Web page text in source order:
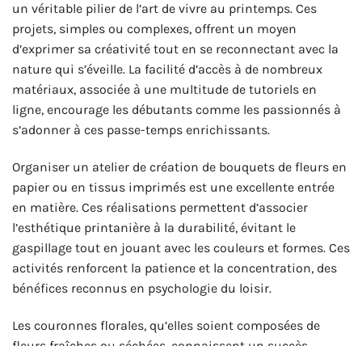
un véritable pilier de l’art de vivre au printemps. Ces
projets, simples ou complexes, offrent un moyen
d’exprimer sa créativité tout en se reconnectant avec la
nature qui s’éveille. La facilité d’accès à de nombreux
matériaux, associée à une multitude de tutoriels en
ligne, encourage les débutants comme les passionnés à
s’adonner à ces passe-temps enrichissants.
Organiser un atelier de création de bouquets de fleurs en
papier ou en tissus imprimés est une excellente entrée
en matière. Ces réalisations permettent d’associer
l’esthétique printanière à la durabilité, évitant le
gaspillage tout en jouant avec les couleurs et formes. Ces
activités renforcent la patience et la concentration, des
bénéfices reconnus en psychologie du loisir.
Les couronnes florales, qu’elles soient composées de